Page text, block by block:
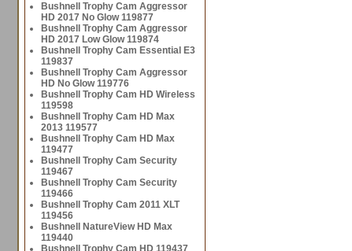
Bushnell Trophy Cam Aggressor
HD 2017 No Glow 119877
Bushnell Trophy Cam Aggressor
HD 2017 Low Glow 119874
Bushnell Trophy Cam Essential E3
119837
Bushnell Trophy Cam Aggressor
HD No Glow 119776
Bushnell Trophy Cam HD Wireless
119598
Bushnell Trophy Cam HD Max
2013 119577
Bushnell Trophy Cam HD Max
119477
Bushnell Trophy Cam Security
119467
Bushnell Trophy Cam Security
119466
Bushnell Trophy Cam 2011 XLT
119456
Bushnell NatureView HD Max
119440
Bushnell Trophy Cam HD 119437